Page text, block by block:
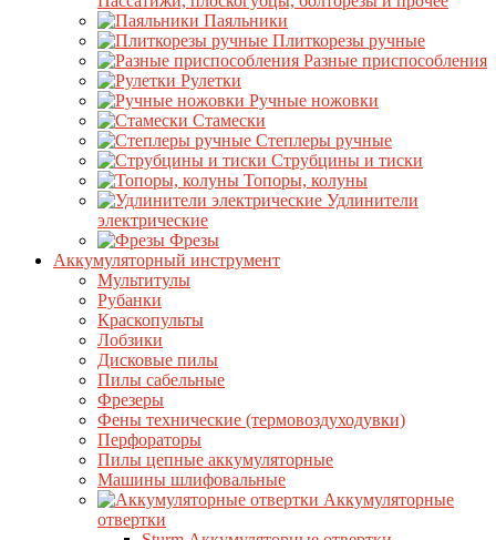
Паяльники
Плиткорезы ручные
Разные приспособления
Рулетки
Ручные ножовки
Стамески
Степлеры ручные
Струбцины и тиски
Топоры, колуны
Удлинители
электрические
Фрезы
Аккумуляторный инструмент
Мультитулы
Рубанки
Краскопульты
Лобзики
Дисковые пилы
Пилы сабельные
Фрезеры
Фены технические (термовоздуходувки)
Перфораторы
Пилы цепные аккумуляторные
Машины шлифовальные
Аккумуляторные
отвертки